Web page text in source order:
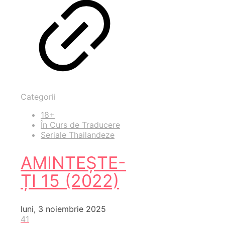
Categorii
18+
În Curs de Traducere
Seriale Thailandeze
AMINTEȘTE-
ȚI 15 (2022)
luni, 3 noiembrie 2025
41